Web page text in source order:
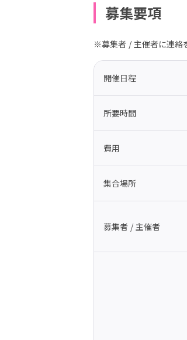
募集要項
※募集者 / 主催者に連絡
開催日程
所要時間
費用
集合場所
募集者 / 主催者